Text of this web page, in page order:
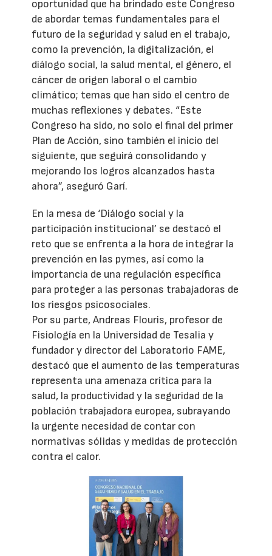
oportunidad que ha brindado este Congreso
de abordar temas fundamentales para el
futuro de la seguridad y salud en el trabajo,
como la prevención, la digitalización, el
diálogo social, la salud mental, el género, el
cáncer de origen laboral o el cambio
climático; temas que han sido el centro de
muchas reflexiones y debates. “Este
Congreso ha sido, no solo el final del primer
Plan de Acción, sino también el inicio del
siguiente, que seguirá consolidando y
mejorando los logros alcanzados hasta
ahora”, aseguró Garí.
En la mesa de ‘Diálogo social y la
participación institucional’ se destacó el
reto que se enfrenta a la hora de integrar la
prevención en las pymes, así como la
importancia de una regulación específica
para proteger a las personas trabajadoras de
los riesgos psicosociales.
Por su parte, Andreas Flouris, profesor de
Fisiología en la Universidad de Tesalia y
fundador y director del Laboratorio FAME,
destacó que el aumento de las temperaturas
representa una amenaza crítica para la
salud, la productividad y la seguridad de la
población trabajadora europea, subrayando
la urgente necesidad de contar con
normativas sólidas y medidas de protección
contra el calor.